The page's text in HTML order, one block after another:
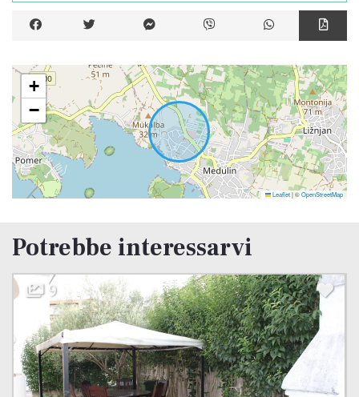
+
−
Leaflet|©OpenStreetMap
Potrebbe interessarvi
11